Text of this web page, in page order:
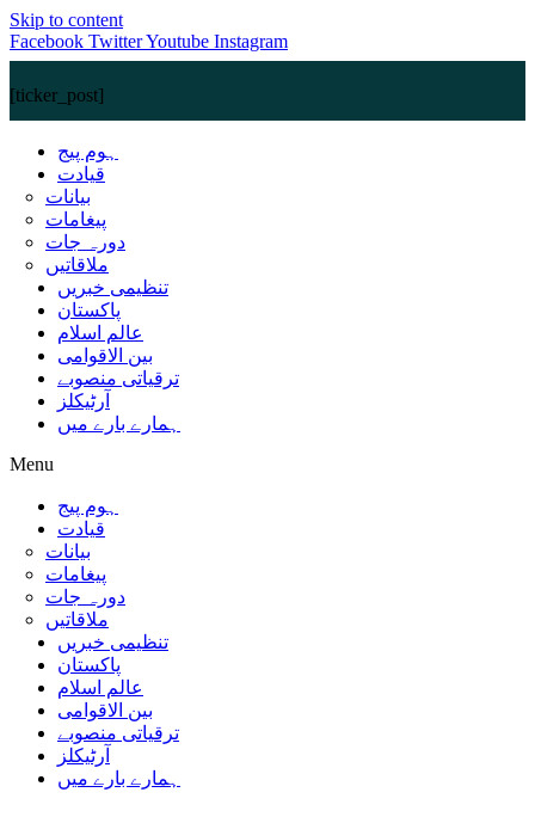
Skip to content
Facebook TwitterYoutube Instagram
[ticker_post]
ہوم پیج
قیادت
بیانات
پیغامات
دورہ جات
ملاقاتیں
تنظیمی خبریں
پاکستان
عالم اسلام
بین الاقوامی
ترقیاتی منصوبے
آرٹیکلز
ہمارے بارے میں
Menu
ہوم پیج
قیادت
بیانات
پیغامات
دورہ جات
ملاقاتیں
تنظیمی خبریں
پاکستان
عالم اسلام
بین الاقوامی
ترقیاتی منصوبے
آرٹیکلز
ہمارے بارے میں